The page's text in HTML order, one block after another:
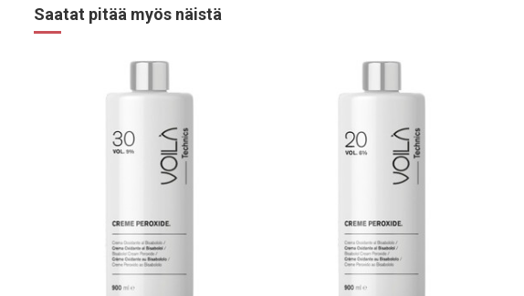
Saatat pitää myös näistä